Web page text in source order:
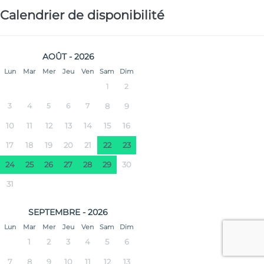
Calendrier de disponibilité
AOÛT - 2026
Lun Mar Mer Jeu Ven Sam Dim
1 2
3 4 5 6 7 8 9
10 11 12 13 14 15 16
17 18 19 20 21 22 23
24 25 26 27 28 29 30
31
SEPTEMBRE - 2026
Lun Mar Mer Jeu Ven Sam Dim
1 2 3 4 5 6
7 8 9 10 11 12 13